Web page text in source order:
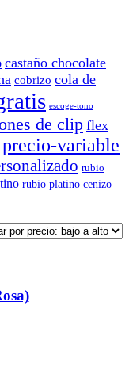
castaño chocolate
cobrizo cola de
escoge-tono
de clip flex
precio-variable
rubio
rubio platino cenizo